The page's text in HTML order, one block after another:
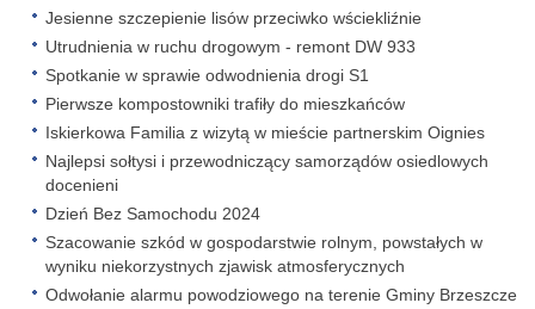
Jesienne szczepienie lisów przeciwko wściekliźnie
Utrudnienia w ruchu drogowym - remont DW 933
Spotkanie w sprawie odwodnienia drogi S1
Pierwsze kompostowniki trafiły do mieszkańców
Iskierkowa Familia z wizytą w mieście partnerskim Oignies
Najlepsi sołtysi i przewodniczący samorządów osiedlowych
docenieni
Dzień Bez Samochodu 2024
Szacowanie szkód w gospodarstwie rolnym, powstałych w
wyniku niekorzystnych zjawisk atmosferycznych
Odwołanie alarmu powodziowego na terenie Gminy Brzeszcze